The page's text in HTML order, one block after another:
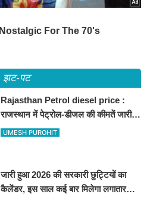
झट-पट
Rajasthan Petrol diesel price :
राजस्थान में पेट्रोल-डीजल की कीमतें जारी,
जानिए बीकानेर समेत पुरे प्रदेश में नए रेट
UMESH PUROHIT
जारी हुआ 2026 की सरकारी छुट्टियों का
कैलेंडर, इस साल कई बार मिलेगा लगातार